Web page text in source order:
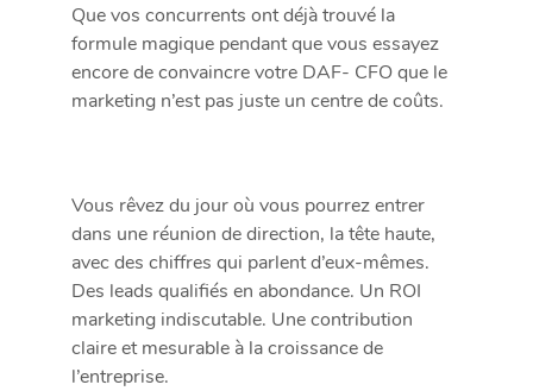
Que vos concurrents ont déjà trouvé la
formule magique pendant que vous essayez
encore de convaincre votre DAF- CFO que le
marketing n’est pas juste un centre de coûts.
Vous rêvez du jour où vous pourrez entrer
dans une réunion de direction, la tête haute,
avec des chiffres qui parlent d’eux-mêmes.
Des leads qualifiés en abondance. Un ROI
marketing indiscutable. Une contribution
claire et mesurable à la croissance de
l’entreprise.